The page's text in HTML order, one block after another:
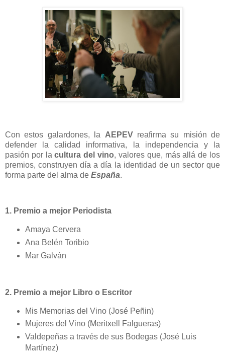
Con estos galardones, la AEPEVreafirma su misión de
defender la calidad informativa, la independencia y la
pasión por lacultura del vino, valores que, más allá de los
premios, construyen día a día la identidad de un sector que
forma parte del alma de España.
1. Premio a mejor Periodista
Amaya Cervera
Ana Belén Toribio
Mar Galván
2. Premio a mejor Libro o Escritor
Mis Memorias del Vino (José Peñin)
Mujeres del Vino (Meritxell Falgueras)
Valdepeñas a través de sus Bodegas (José Luis
Martínez)